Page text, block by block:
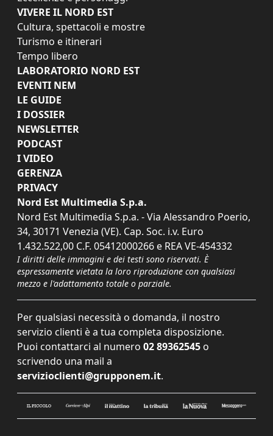
VIVERE IL NORD EST
Cultura, spettacoli e mostre
Turismo e itinerari
Tempo libero
LABORATORIO NORD EST
EVENTI NEM
LE GUIDE
I DOSSIER
NEWSLETTER
PODCAST
I VIDEO
GERENZA
PRIVACY
Nord Est Multimedia S.p.a.
Nord Est Multimedia S.p.a. - Via Alessandro Poerio,
34, 30171 Venezia (VE). Cap. Soc. i.v. Euro
1.432.522,00 C.F. 05412000266 e REA VE-454332
I diritti delle immagini e dei testi sono riservati. È
espressamente vietata la loro riproduzione con qualsiasi
mezzo e l'adattamento totale o parziale.
Per qualsiasi necessità o domanda, il nostro
servizio clienti è a tua completa disposizione.
Puoi contattarci al numero 02 89362545 o
scrivendo una mail a
servizioclienti@grupponem.it.